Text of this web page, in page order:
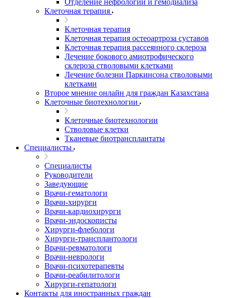
Отделение нефрологии и гемодиализа
Клеточная терапия
Клеточная терапия
Клеточная терапия остеоартроза суставов
Клеточная терапия рассеянного склероза
Лечение бокового амиотрофического
склероза стволовыми клетками
Лечение болезни Паркинсона стволовыми
клетками
Второе мнение онлайн для граждан Казахстана
Клеточные биотехнологии
Клеточные биотехнологии
Стволовые клетки
Тканевые биотрансплантаты
Специалисты
Специалисты
Руководители
Заведующие
Врачи-гематологи
Врачи-хирурги
Врачи-кардиохирурги
Врачи-эндоскописты
Хирурги-флебологи
Хирурги-трансплантологи
Врачи-ревматологи
Врачи-неврологи
Врачи-психотерапевты
Врачи-реабилитологи
Хирурги-гепатологи
Контакты для иностранных граждан